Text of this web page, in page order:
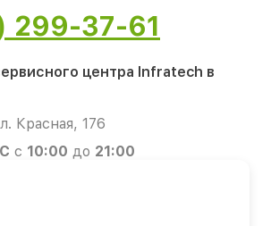
299-37-61
центра Infratech в
Красная, 176
с 10:00 до 21:00